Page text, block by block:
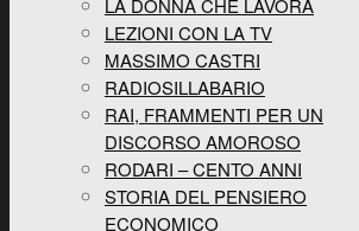
LA DONNA CHE LAVORA
LEZIONI CON LA TV
MASSIMO CASTRI
RADIOSILLABARIO
RAI, FRAMMENTI PER UN
DISCORSO AMOROSO
RODARI – CENTO ANNI
STORIA DEL PENSIERO
ECONOMICO